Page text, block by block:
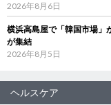
2026年8月6日
横浜高島屋で「韓国市場
が集結
2026年8月5日
ヘルスケア